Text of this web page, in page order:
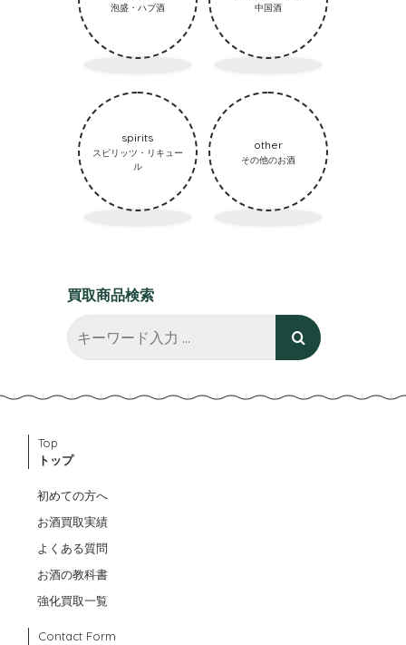
泡盛・ハブ酒 中国酒
spirits
スピリッツ・リキュー
ル
other
その他のお酒
買取商品検索
Top
トップ
初めての方へ
お酒買取実績
よくある質問
お酒の教科書
強化買取一覧
Contact Form